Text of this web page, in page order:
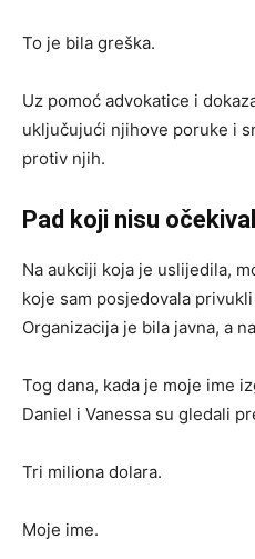
To je bila greška.
Uz pomoć advokatice i
uključujući njihove poruke i
protiv njih.
Pad koji nisu
Na aukciji koja je uslijedila,
koje sam posjedovala
Organizacija je bila javna, a
Tog dana, kada je moje ime
Daniel i Vanessa su gledali
Tri miliona dolara.
Moje ime.